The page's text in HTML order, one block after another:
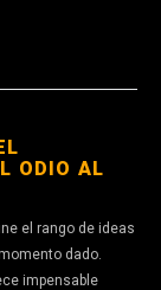
ODIO AL
el rango de ideas
dado.
impensable